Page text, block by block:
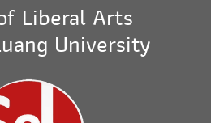
Liberal Arts
University